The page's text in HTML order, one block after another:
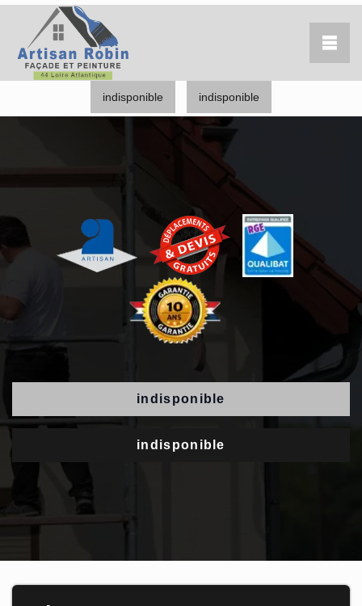
indisponible indisponible
indisponible
indisponible